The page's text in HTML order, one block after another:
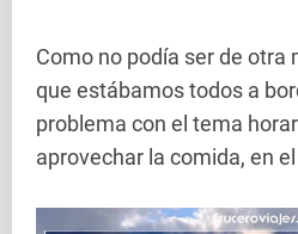
Como no podía ser de otra
que estábamos todos a
problema con el tema
aprovechar la comida, en